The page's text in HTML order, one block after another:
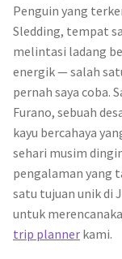
Penguin yang
Sledding, tempat
melintasi ladang
energik — salah
pernah saya coba.
Furano, sebuah
kayu bercahaya
sehari musim
pengalaman yang
satu tujuan unik di
untuk
trip planner kami.